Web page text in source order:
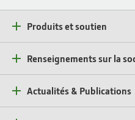
Produits et soutien
Renseignements sur la
Actualités & Publications